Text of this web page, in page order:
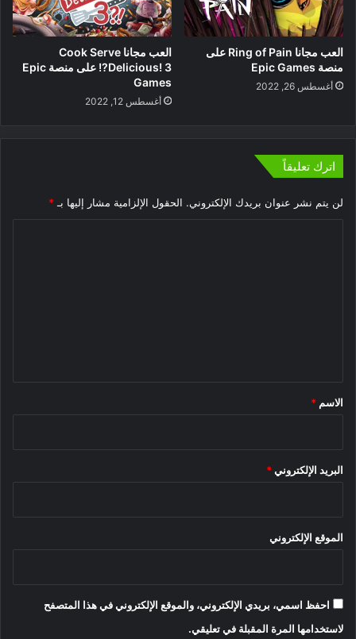
العب مجانا Ring of Pain على
منصة Epic Games
أغسطس 26, 2022
العب مجانا Cook Serve
Delicious! 3?! على منصة Epic
Games
أغسطس 12, 2022
اترك تعليقاً
لن يتم نشر عنوان بريدك الإلكتروني. الحقول الإلزامية مشار إليها بـ *
*
الاسم *
البريد الإلكتروني *
الموقع الإلكتروني
احفظ اسمي، بريدي الإلكتروني، والموقع الإلكتروني في هذا المتصفح
لاستخدامها المرة المقبلة في تعليقي.